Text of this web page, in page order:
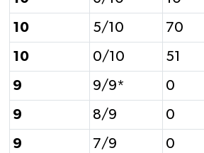
10 5/10 70
10 0/10 51
9 9/9* 0
9 8/9 0
9 7/9 0